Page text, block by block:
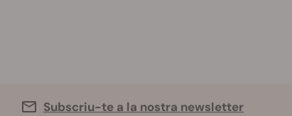
Subscriu-te a la nostra newsletter